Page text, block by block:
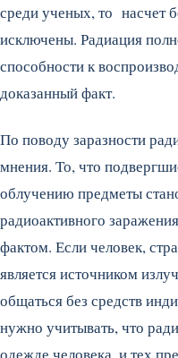
среди ученых, то насчет
исключены. Радиация
способности к
доказанный факт.
По поводу заразности
мнения. То, что
облучению предметы
радиоактивного
фактом. Если человек,
является источником
общаться без средств
нужно учитывать, что
одежде человека, и тех